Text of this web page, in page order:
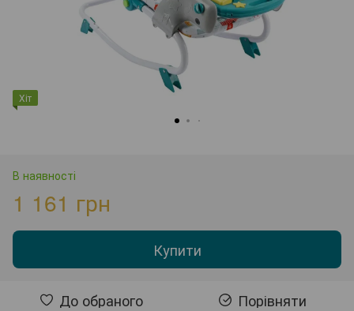
Хіт
В наявності
1 161 грн
Купити
До обраного Порівняти